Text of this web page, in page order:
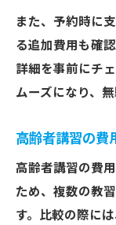
また、予約時に
る追加費用も確
詳細を事前にチ
ムーズになり、
高齢者講習の費
高齢者講習の費
ため、複数の教
す。比較の際に